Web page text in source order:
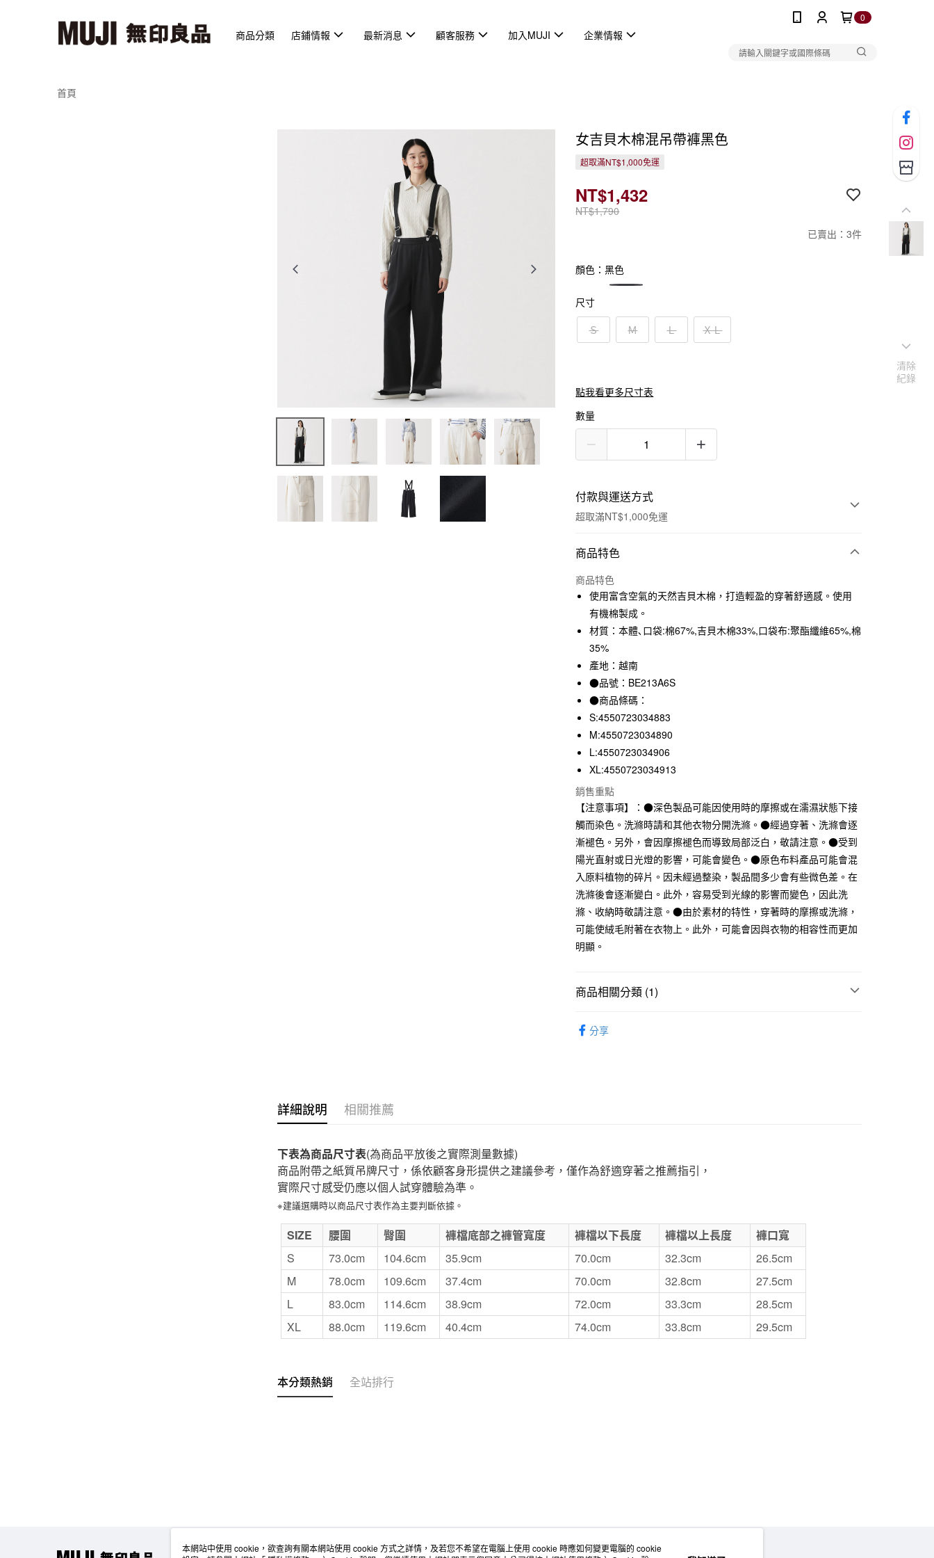
0
商品分類 店鋪情報 最新消息 顧客服務 加入MUJI 企業情報
首頁
女吉貝木棉混吊帶褲黑色
超取滿NT$1,000免運
NT$1,790
NT$1,432
已賣出：3件
顏色：黑色
尺寸
Ｓ
Ｍ Ｌ ＸＬ
點我看更多尺寸表
數量
付款與運送方式
超取滿NT$1,000免運
付款方式
信用卡一次付款
信用卡分期付款
3 期 0 利率 每期NT$477 21家銀行
合作金庫商業銀行
華南商業銀行
上海商業儲蓄銀行
國泰世華商業銀行
臺灣中小企業銀行
匯豐（台灣）商業銀行
聯邦商業銀行
元大商業銀行
玉山商業銀行
台灣樂天信用卡公司
超商取貨付款
LINE Pay
Apple Pay
街口支付
悠遊付
運送方式
全家取貨付款
每筆NT$65，滿NT$1,000(含以上)免運費
付款後全家取貨
每筆NT$65，滿NT$1,000(含以上)免運費
7-11取貨付款
每筆NT$65，滿NT$1,000(含以上)免運費
每筆NT$150，滿NT$2,000(含以上)免運費
商品特色
商品特色
使用富含空氣的天然吉貝木棉，打造輕盈的穿著舒適感。使用
有機棉製成。
材質：本體､口袋:棉67%,吉貝木棉33%,口袋布:聚酯纖維65%,棉
35%
產地：越南
●品號：BE213A6S
●商品條碼：
S:4550723034883
M:4550723034890
L:4550723034906
XL:4550723034913
銷售重點
【注意事項】：●深色製品可能因使用時的摩擦或在濡濕狀態下接
觸而染色。洗滌時請和其他衣物分開洗滌。●經過穿著、洗滌會逐
漸褪色。另外，會因摩擦褪色而導致局部泛白，敬請注意。●受到
陽光直射或日光燈的影響，可能會變色。●原色布料產品可能會混
入原料植物的碎片。因未經過整染，製品間多少會有些微色差。在
洗滌後會逐漸變白。此外，容易受到光線的影響而變色，因此洗
滌、收納時敬請注意。●由於素材的特性，穿著時的摩擦或洗滌，
可能使絨毛附著在衣物上。此外，可能會因與衣物的相容性而更加
明顯。
商品相關分類 (1)
分享
詳細說明 相關推薦
下表為商品尺寸表(為商品平放後之實際測量數據)
商品附帶之紙質吊牌尺寸，係依顧客身形提供之建議參考，僅作為舒適穿著之推薦指引，
實際尺寸感受仍應以個人試穿體驗為準。
※建議選購時以商品尺寸表作為主要判斷依據。
SIZE 腰圍 臀圍 褲檔底部之褲管寬度 褲檔以下長度 褲檔以上長度
褲口寬
S
73.0cm 104.6cm 35.9cm 70.0cm 32.3cm
26.5cm
M
78.0cm 109.6cm 37.4cm 70.0cm 32.8cm
27.5cm
L
83.0cm 114.6cm 38.9cm 72.0cm 33.3cm
28.5cm
XL
88.0cm 119.6cm 40.4cm 74.0cm 33.8cm 29.5cm
本分類熱銷 全站排行
店舖情報
空間改造企劃服務
會員服務
清除
紀錄
本網站中使用 cookie，欲查詢有關本網站使用 cookie 方式之詳情，及若您不希望在電腦上使用 cookie 時應如何變更電腦的 cookie